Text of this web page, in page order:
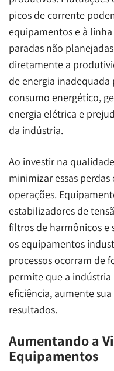
picos de corrente
equipamentos e à
paradas não
diretamente a
de energia
consumo energético,
energia elétrica e
da indústria.
Ao investir na
minimizar essas
operações.
estabilizadores de
filtros de harmônicos e
os equipamentos
processos ocorram de
permite que a indústria
eficiência, aumente
resultados.
Aumentando a
Equipamentos